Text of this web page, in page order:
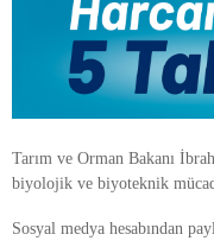
Tarım ve Orman Bakanı
biyolojik ve biyoteknik
Sosyal medya hesabından